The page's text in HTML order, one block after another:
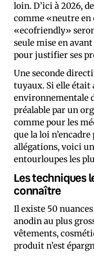
loin. D’ici à 2026,
comme «neutre
«ecofriendly»
seule mise en
pour justifier ses
Une seconde
tuyaux. Si elle était
environnementale
préalable par un
comme pour les
que la loi
allégations, voici
entourloupes les
Les techniques
connaître
Il existe 50
anodin au plus
vêtements,
produit n’est